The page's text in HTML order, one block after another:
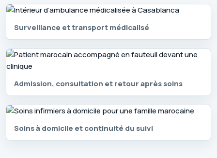
Surveillance et transport médicalisé
Admission, consultation et retour après soins
Soins à domicile et continuité du suivi